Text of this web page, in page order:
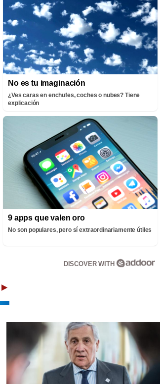
No es tu imaginación
¿Ves caras en enchufes, coches o nubes? Tiene
explicación
9 apps que valen oro
No son populares, pero sí extraordinariamente útiles
DISCOVER WITH